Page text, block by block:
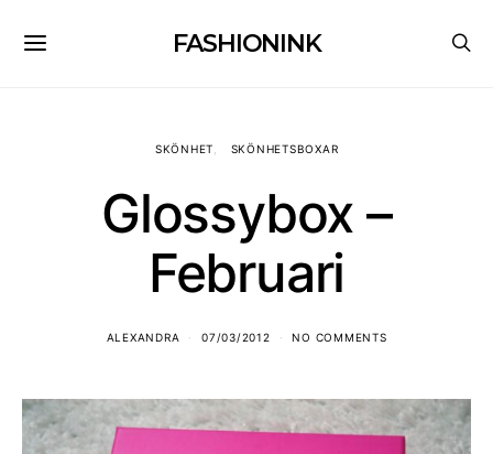
FASHIONINK
SKÖNHET SKÖNHETSBOXAR
Glossybox –
Februari
ALEXANDRA 07/03/2012 NO COMMENTS